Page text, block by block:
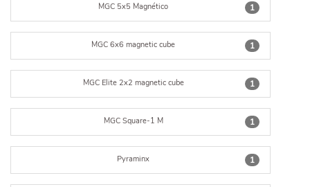
1
MGC 5x5 Magnético
1
MGC 6x6 magnetic cube
1
MGC Elite 2x2 magnetic cube
1
MGC Square-1 M
1
Pyraminx